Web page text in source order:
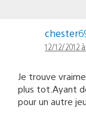
12/12/2012
Je trouve
plus tot.Ayant
pour un autre